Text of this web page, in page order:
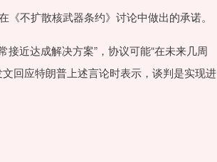
不扩散核武器条约》讨论中做出的承诺。
近达成解决方案”，协议可能“在未来几周
回应特朗普上述言论时表示，谈判是实现进
沪深300 4694.44 43.13 0.93%